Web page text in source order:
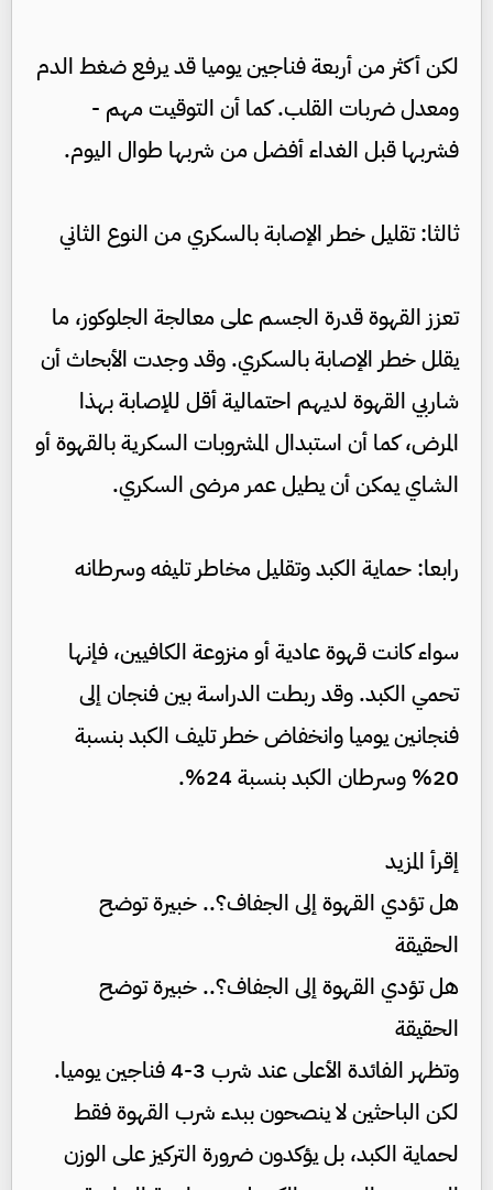
لكن أكثر من أربعة فناجين يوميا قد يرفع ضغط الدم
ومعدل ضربات القلب. كما أن التوقيت مهم -
فشربها قبل الغداء أفضل من شربها طوال اليوم.
ثالثا: تقليل خطر الإصابة بالسكري من النوع الثاني
تعزز القهوة قدرة الجسم على معالجة الجلوكوز، ما
يقلل خطر الإصابة بالسكري. وقد وجدت الأبحاث أن
شاربي القهوة لديهم احتمالية أقل للإصابة بهذا
المرض، كما أن استبدال المشروبات السكرية بالقهوة أو
الشاي يمكن أن يطيل عمر مرضى السكري.
رابعا: حماية الكبد وتقليل مخاطر تليفه وسرطانه
سواء كانت قهوة عادية أو منزوعة الكافيين، فإنها
تحمي الكبد. وقد ربطت الدراسة بين فنجان إلى
فنجانين يوميا وانخفاض خطر تليف الكبد بنسبة
20% وسرطان الكبد بنسبة 24%.
إقرأ المزيد
هل تؤدي القهوة إلى الجفاف؟.. خبيرة توضح
الحقيقة
هل تؤدي القهوة إلى الجفاف؟.. خبيرة توضح
الحقيقة
وتظهر الفائدة الأعلى عند شرب 3-4 فناجين يوميا.
لكن الباحثين لا ينصحون ببدء شرب القهوة فقط
لحماية الكبد، بل يؤكدون ضرورة التركيز على الوزن